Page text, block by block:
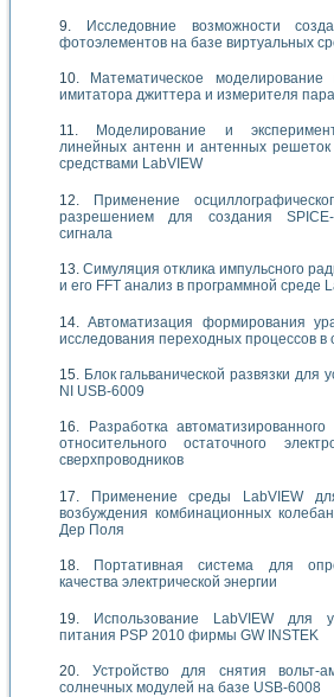
Исследовние возможности
фотоэлементов на базе виртуальных
Математическое
имитатора джиттера и измерителя
Моделирование и
линейных антенн и антенных решеток
средствами LabVIEW
Применение
разрешением для создания
сигнала
Симуляция отклика импульсного
и его FFT анализ в программной среде
Автоматизация формирования
исследования переходных процессов в
Блок гальванической развязки для
NI USB-6009
Разработка
относительного остаточного
сверхпроводников
Применение среды LabVIEW
возбуждения комбинационных
Дер Поля
Портативная система для
качества электрической энергии
Использование LabVIEW для
питания PSP 2010 фирмы GW INSTEK
Устройство для снятия вольт-
солнечных модулей на базе USB-6008